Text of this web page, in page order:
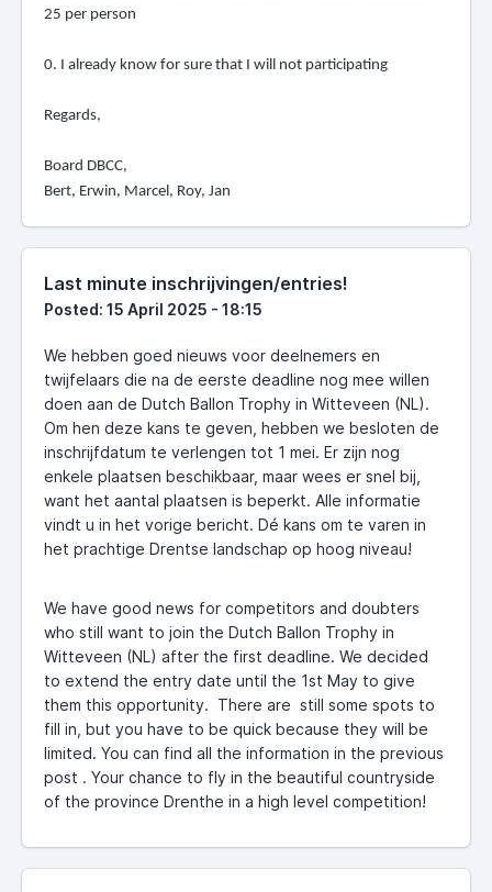
25 per person
0. I already know for sure that I will not participating
Regards,
Board DBCC,
Bert, Erwin, Marcel, Roy, Jan
Last minute inschrijvingen/entries!
Posted: 15 April 2025 - 18:15
We hebben goed nieuws voor deelnemers en
twijfelaars die na de eerste deadline nog mee willen
doen aan de Dutch Ballon Trophy in Witteveen (NL).
Om hen deze kans te geven, hebben we besloten de
inschrijfdatum te verlengen tot 1 mei. Er zijn nog
enkele plaatsen beschikbaar, maar wees er snel bij,
want het aantal plaatsen is beperkt. Alle informatie
vindt u in het vorige bericht. Dé kans om te varen in
het prachtige Drentse landschap op hoog niveau!
We have good news for competitors and doubters
who still want to join the Dutch Ballon Trophy in
Witteveen (NL) after the first deadline. We decided
to extend the entry date until the 1st May to give
them this opportunity. There are still some spots to
fill in, but you have to be quick because they will be
limited. You can find all the information in the previous
post . Your chance to fly in the beautiful countryside
of the province Drenthe in a high level competition!